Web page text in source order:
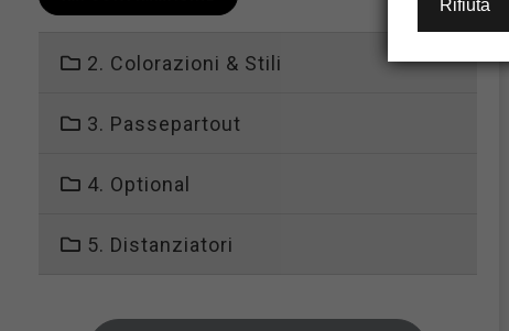
2. Colorazioni & Stili
3. Passepartout
4. Optional
5. Distanziatori
Rifiuta